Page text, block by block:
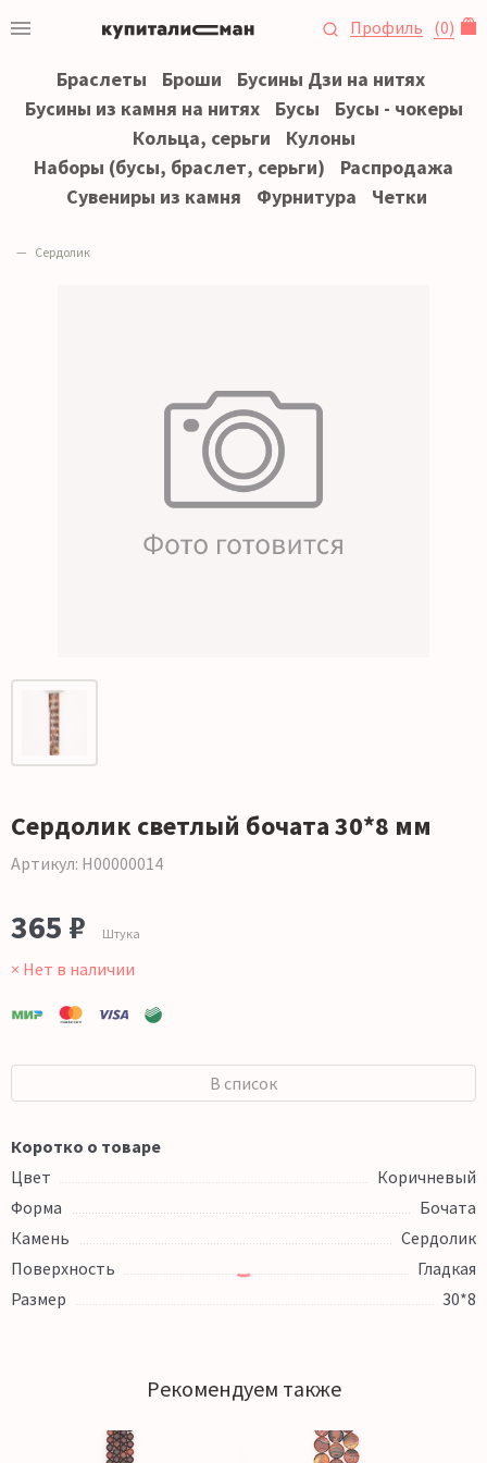
Профиль (0)
Браслеты Броши
Бусины Дзи на нитях
Бусины из камня на нитях
Бусы
Бусы - чокеры
Кольца, серьги
Кулоны
Наборы (бусы, браслет, серьги)
Распродажа
Сувениры из камня
Фурнитура Четки
Сердолик
Сердолик светлый бочата 30*8 мм
Артикул: Н00000014
365 ₽ Штука
× Нет в наличии
В список
Коротко о товаре
Цвет
Коричневый
Форма
Бочата
Камень
Сердолик
Поверхность
Гладкая
Размер
30*8
Рекомендуем также